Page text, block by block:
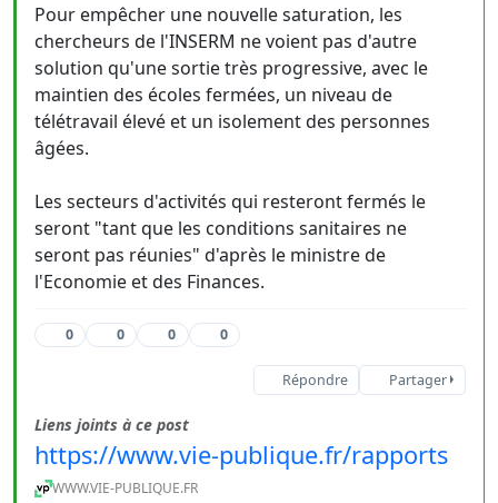
Pour empêcher une nouvelle saturation, les
chercheurs de l'INSERM ne voient pas d'autre
solution qu'une sortie très progressive, avec le
maintien des écoles fermées, un niveau de
télétravail élevé et un isolement des personnes
âgées.
Les secteurs d'activités qui resteront fermés le
seront "tant que les conditions sanitaires ne
seront pas réunies" d'après le ministre de
l'Economie et des Finances.
0 0 0 0
Répondre Partager
Liens joints à ce post
https://www.vie-publique.fr/rapports
WWW.VIE-PUBLIQUE.FR